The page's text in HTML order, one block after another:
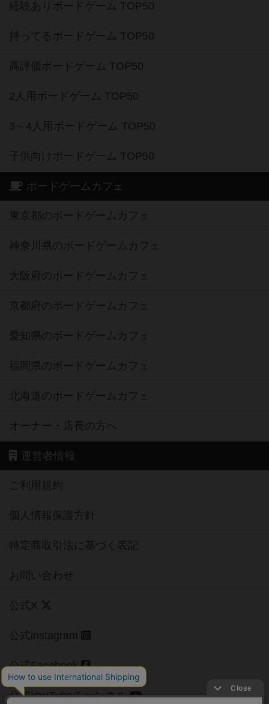
経験ありボードゲーム TOP50
持ってるボードゲーム TOP50
高評価ボードゲーム TOP50
2人用ボードゲーム TOP50
3～4人用ボードゲーム TOP50
子供向けボードゲーム TOP50
ボードゲームカフェ
東京都のボードゲームカフェ
神奈川県のボードゲームカフェ
大阪府のボードゲームカフェ
京都府のボードゲームカフェ
愛知県のボードゲームカフェ
福岡県のボードゲームカフェ
北海道のボードゲームカフェ
オーナー・店長の方へ
運営者情報
ご利用規約
個人情報保護方針
特定商取引法に基づく表記
お問い合わせ
公式X
公式instagram
公式Facebook
公式YouTubeチャンネル